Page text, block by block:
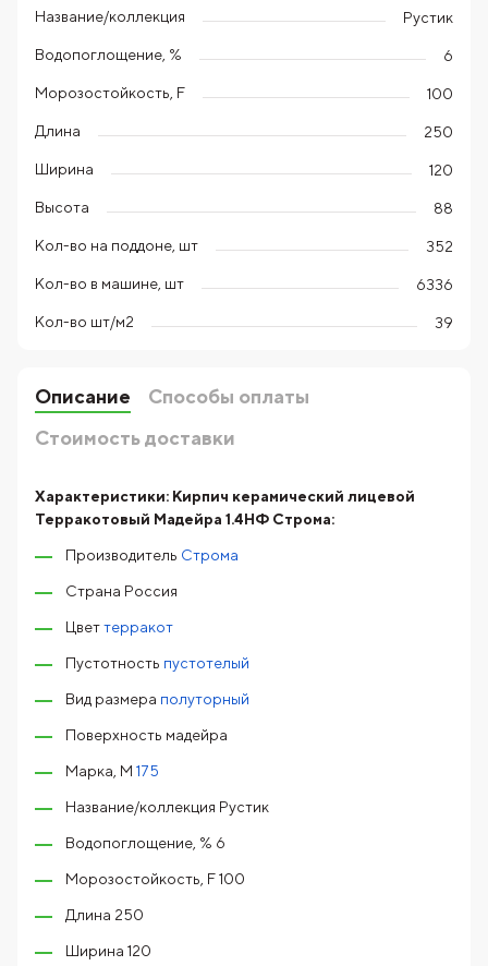
Название/коллекция Рустик
Водопоглощение, % 6
Морозостойкость, F 100
Длина 250
Ширина 120
Высота 88
Кол-во на поддоне, шт 352
Кол-во в машине, шт 6336
Кол-во шт/м2 39
Описание
Способы оплаты
Стоимость доставки
Характеристики: Кирпич керамический лицевой
Терракотовый Мадейра 1.4НФ Строма:
Производитель Строма
Страна Россия
Цветтерракот
Пустотность пустотелый
Вид размера полуторный
Поверхность мадейра
Марка, М 175
Название/коллекция Рустик
Водопоглощение, % 6
Морозостойкость, F 100
Длина 250
Ширина 120